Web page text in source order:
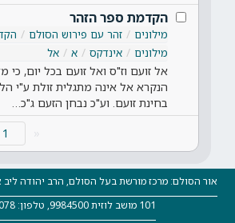
הקדמת ספר הזהר
מילונים זהר עם פירוש הסולם
מילונים
אינדקס א אל
אל זועם וז"ס ואל זועם בכל יום,
הנקרא אל אינה מתגלית זולת ע"י
בחינת זועם. וע"כ נבחן הזעם ג"כ…
101 מושב לוזית 9984500, טלפון: 051-5730078